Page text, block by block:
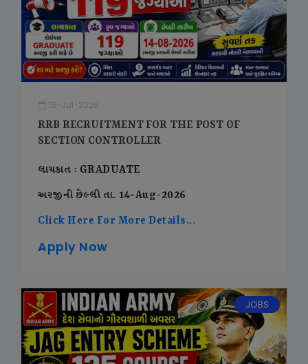
15-Jul-2026
RRB RECRUITMENT FOR THE POST OF
SECTION CONTROLLER
લાયકાત : GRADUATE
અરજીની છેલ્લી તા. 14-Aug-2026
Click Here For More Details...
Apply Now
JOBS